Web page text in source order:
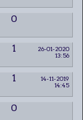
0
1
26-01-2020
13:56
1
14-11-2019
14:45
0